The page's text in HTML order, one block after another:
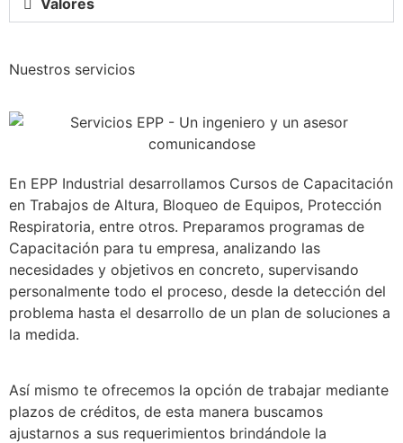
Valores
Nuestros servicios
En EPP Industrial desarrollamos Cursos de Capacitación
en Trabajos de Altura, Bloqueo de Equipos, Protección
Respiratoria, entre otros. Preparamos programas de
Capacitación para tu empresa, analizando las
necesidades y objetivos en concreto, supervisando
personalmente todo el proceso, desde la detección del
problema hasta el desarrollo de un plan de soluciones a
la medida.
Así mismo te ofrecemos la opción de trabajar mediante
plazos de créditos, de esta manera buscamos
ajustarnos a sus requerimientos brindándole la